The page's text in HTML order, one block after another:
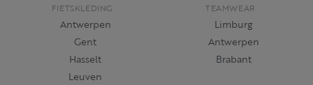
FIETSKLEDING
Antwerpen
Gent
Hasselt
Leuven
TEAMWEAR
Limburg
Antwerpen
Brabant